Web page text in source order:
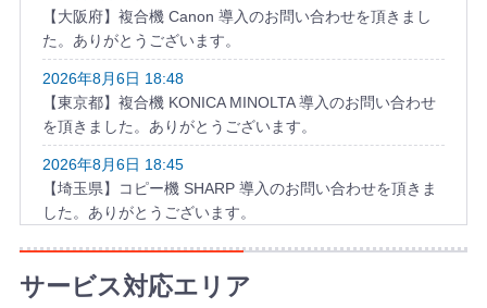
【大阪府】複合機 Canon 導入のお問い合わせを頂きまし
た。ありがとうございます。
2026年8月6日 18:48
【東京都】複合機 KONICA MINOLTA 導入のお問い合わせ
を頂きました。ありがとうございます。
2026年8月6日 18:45
【埼玉県】コピー機 SHARP 導入のお問い合わせを頂きま
した。ありがとうございます。
2026年8月6日 17:57
【千葉県】複合機 KYOCERA 導入のお問い合わせを頂きま
した。ありがとうございます。
サービス対応エリア